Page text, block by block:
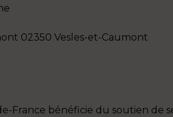
02350 Vesles-et-Caumont
France bénéficie du soutien